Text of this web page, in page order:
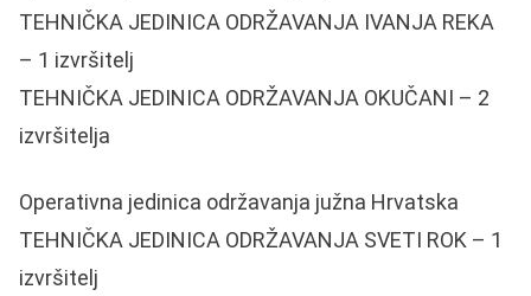
TEHNIČKA JEDINICA ODRŽAVANJA IVANJA REKA
– 1 izvršitelj
TEHNIČKA JEDINICA ODRŽAVANJA OKUČANI – 2
izvršitelja
Operativna jedinica održavanja južna Hrvatska
TEHNIČKA JEDINICA ODRŽAVANJA SVETI ROK – 1
izvršitelj